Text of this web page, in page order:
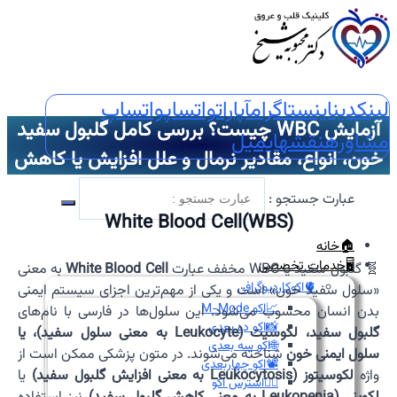
لینکدیناینستاگرامآپاراتواتساپواتساپ
مشاورهنقشهایمیل
عبارت جستجو :
🏠خانه
🖥️خدمات تخصصی
🫀اکوکاردیوگرافی
📈اکو M-Mode
📸اکو دو بعدی
🌐اکو سه بعدی
📽️اکو چهاربعدی
🏃‍♀️استرس اکو
آزمایش WBC چیست؟ بررسی کامل گلبول سفید
خون، انواع، مقادیر نرمال و علل افزایش یا کاهش
White Blood Cell(WBS)
🧬 گلبول سفید یا WBC مخفف عبارت White Blood Cellبه معنی
«سلول سفید خون» است و یکی از مهم‌ترین اجزای سیستم ایمنی
بدن انسان محسوب می‌شود. این سلول‌ها در فارسی با نام‌های
گلبول سفید، لکوسیت (Leukocyte به معنی سلول سفید)، یا
سلول ایمنی خون شناخته می‌شوند. در متون پزشکی ممکن است از
واژه لکوسیتوز (Leukocytosis به معنی افزایش گلبول سفید)
یا